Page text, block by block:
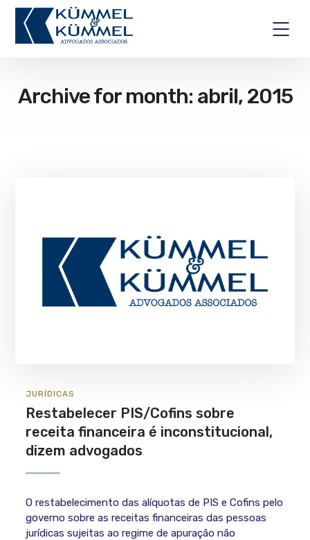
Archive for month: abril, 2015
JURÍ­DICAS
Restabelecer PIS/Cofins sobre
receita financeira é inconstitucional,
dizem advogados
O restabelecimento das alíquotas de PIS e Cofins pelo
governo sobre as receitas financeiras das pessoas
jurídicas sujeitas ao regime de apuração não